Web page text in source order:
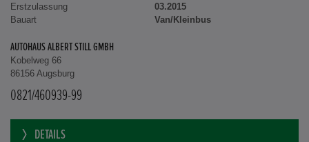
Erstzulassung
03.2015
Bauart
Van/Kleinbus
AUTOHAUS ALBERT STILL GMBH
Kobelweg 66
86156 Augsburg
0821/460939-99
DETAILS